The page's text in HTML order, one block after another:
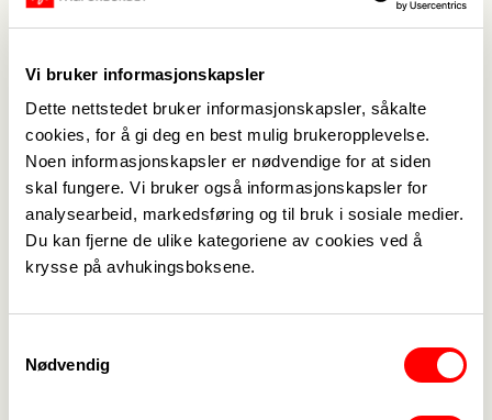
Vi bruker informasjonskapsler
Dette nettstedet bruker informasjonskapsler, såkalte
cookies, for å gi deg en best mulig brukeropplevelse.
Noen informasjonskapsler er nødvendige for at siden
skal fungere. Vi bruker også informasjonskapsler for
analysearbeid, markedsføring og til bruk i sosiale medier.
Du kan fjerne de ulike kategoriene av cookies ved å
krysse på avhukingsboksene.
Nødvendig
ideologiske forankringen gjenspeiles i de etiske
For Fagforbundet er det et grunnleggende
prinsipp at alle skal behandles likeverdig,
uavhengig av etnisk eller kulturell bakgrunn,
seksuell legning, religion eller livssyn.
Fagforbundet arbeider dessuten målrettet for å
fremme likestilling og hindre diskriminering i egen
organisasjon.
Tilgang på informasjon
må kunne gi allmennheten tilgang på informasjon
gjør for å sikre dette.
I Fagforbundet er det leder av økonomiavdelingen
som har et koordinerende ansvar for oppfølging